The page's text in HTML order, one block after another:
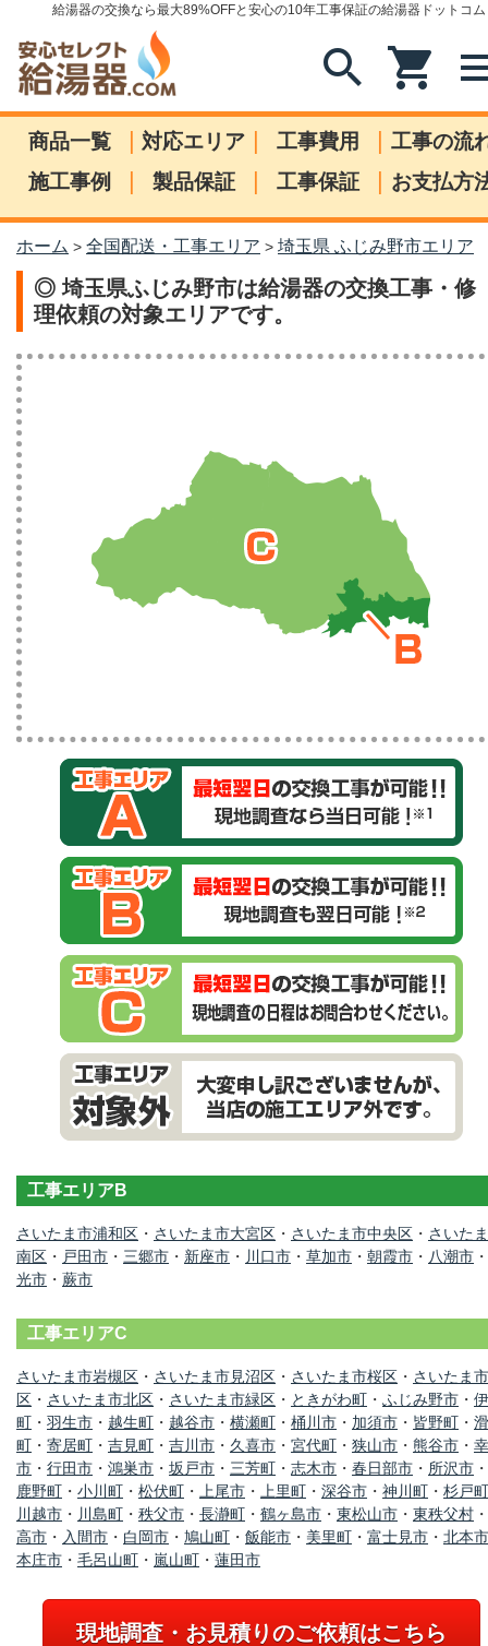
給湯器の交換なら最大89%OFFと安心の10年工事保証の給湯器ドットコム
search shopping_cart
商品一覧 | 対応エリア | 工事費用 | 工事の流
施工事例
| 製品保証 | 工事保証 | お支払方
ホーム > 全国配送・工事エリア > 埼玉県 ふじみ野市エリア
◎ 埼玉県ふじみ野市は給湯器の交換工事・修
理依頼の対象エリアです。
工事エリアB
さいたま市浦和区 ・ さいたま市大宮区 ・ さいたま市中央区 ・ さいた
南区 ・ 戸田市 ・ 三郷市 ・ 新座市 ・ 川口市 ・ 草加市 ・ 朝霞市 ・ 八潮市 ・
光市 ・ 蕨市
工事エリアC
さいたま市岩槻区 ・ さいたま市見沼区 ・ さいたま市桜区 ・ さいたま
区 ・ さいたま市北区 ・ さいたま市緑区 ・ ときがわ町 ・ ふじみ野市 ・
町 ・ 羽生市 ・ 越生町 ・ 越谷市 ・ 横瀬町 ・ 桶川市 ・ 加須市 ・ 皆野町 ・
町 ・ 寄居町 ・ 吉見町 ・ 吉川市 ・ 久喜市 ・ 宮代町 ・ 狭山市 ・ 熊谷市 ・
市 ・ 行田市 ・ 鴻巣市 ・ 坂戸市 ・ 三芳町 ・ 志木市 ・ 春日部市 ・ 所沢市 ・
鹿野町 ・ 小川町 ・ 松伏町 ・ 上尾市 ・ 上里町 ・ 深谷市 ・ 神川町 ・ 杉戸町
川越市 ・ 川島町 ・ 秩父市 ・ 長瀞町 ・ 鶴ヶ島市 ・ 東松山市 ・ 東秩父村 ・
高市 ・ 入間市 ・ 白岡市 ・ 鳩山町 ・ 飯能市 ・ 美里町 ・ 富士見市 ・ 北本市
本庄市 ・ 毛呂山町 ・ 嵐山町 ・ 蓮田市
現地調査・お見積りのご依頼はこちら